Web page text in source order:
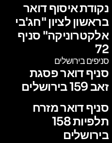
נקודת איסוף דואר
בראשון לציון "חג'בי
אלקטרוניקה" סניף
72
סניפים בירושלים
סניף דואר פסגת
זאב 159 בירושלים
סניף דואר מזרח
תלפיות 158
בירושלים